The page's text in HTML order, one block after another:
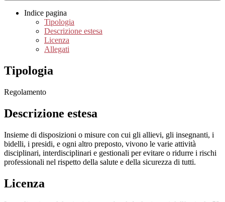
Indice pagina
Tipologia
Descrizione estesa
Licenza
Allegati
Tipologia
Regolamento
Descrizione estesa
Insieme di disposizioni o misure con cui gli allievi, gli insegnanti, i
bidelli, i presidi, e ogni altro preposto, vivono le varie attività
disciplinari, interdisciplinari e gestionali per evitare o ridurre i rischi
professionali nel rispetto della salute e della sicurezza di tutti.
Licenza